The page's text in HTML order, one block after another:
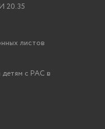
20.35
листов
детям с РАС в